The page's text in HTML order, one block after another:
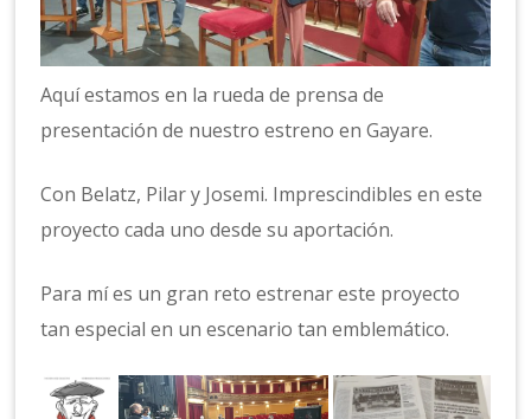
Aquí estamos en la rueda de prensa de
presentación de nuestro estreno en Gayare.
Con Belatz, Pilar y Josemi. Imprescindibles en este
proyecto cada uno desde su aportación.
Para mí es un gran reto estrenar este proyecto
tan especial en un escenario tan emblemático.